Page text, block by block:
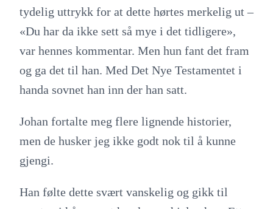
tydelig uttrykk for at dette hørtes merkelig ut –
«Du har da ikke sett så mye i det tidligere»,
var hennes kommentar. Men hun fant det fram
og ga det til han. Med Det Nye Testamentet i
handa sovnet han inn der han satt.
Johan fortalte meg flere lignende historier,
men de husker jeg ikke godt nok til å kunne
gjengi.
Han følte dette svært vanskelig og gikk til